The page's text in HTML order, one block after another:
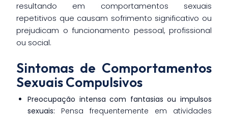
resultando em comportamentos sexuais
repetitivos que causam sofrimento significativo ou
prejudicam o funcionamento pessoal, profissional
ou social.
Sintomas de Comportamentos
Sexuais Compulsivos
Preocupação intensa com fantasias ou impulsos
sexuais: Pensa frequentemente em atividades